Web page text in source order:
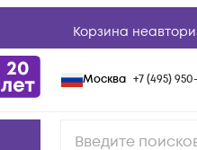
Корзина
Москва +7 (495) 950-